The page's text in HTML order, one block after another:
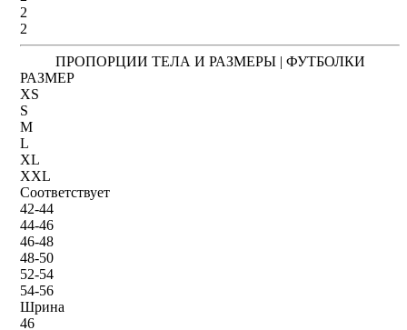
2
2
ПРОПОРЦИИ ТЕЛА И РАЗМЕРЫ | ФУТБОЛКИ
РАЗМЕР
XS
S
M
L
XL
XXL
Соответствует
42-44
44-46
46-48
48-50
52-54
54-56
Шрина
46